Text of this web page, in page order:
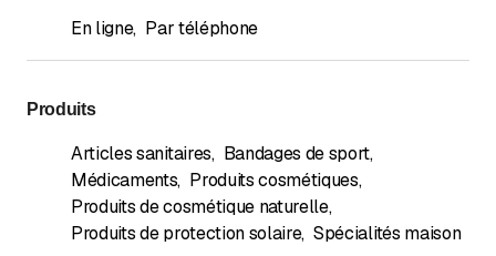
En ligne, Par téléphone
Produits
Articles sanitaires, Bandages de sport,
Médicaments, Produits cosmétiques,
Produits de cosmétique naturelle,
Produits de protection solaire, Spécialités maison